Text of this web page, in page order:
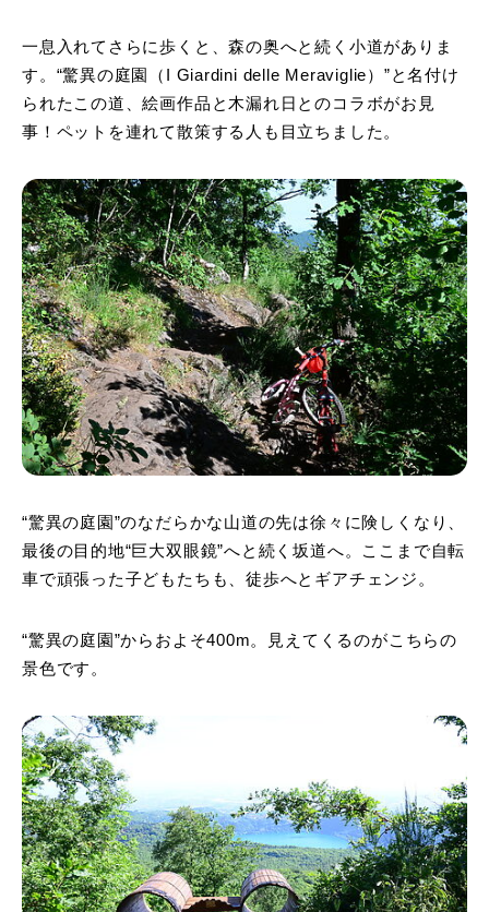
一息入れてさらに歩くと、森の奥へと続く小道がありま
す。“驚異の庭園（I Giardini delle Meraviglie）”と名付け
られたこの道、絵画作品と木漏れ日とのコラボがお見
事！ペットを連れて散策する人も目立ちました。
“驚異の庭園”のなだらかな山道の先は徐々に険しくなり、
最後の目的地“巨大双眼鏡”へと続く坂道へ。ここまで自転
車で頑張った子どもたちも、徒歩へとギアチェンジ。
“驚異の庭園”からおよそ400m。見えてくるのがこちらの
景色です。